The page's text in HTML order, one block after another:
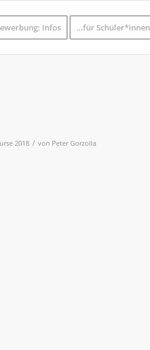
Infos …für Schüler*innen
2018 / von Peter Gorzolla